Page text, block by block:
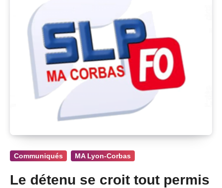
Communiqués MA Lyon-Corbas
Le détenu se croit tout permis